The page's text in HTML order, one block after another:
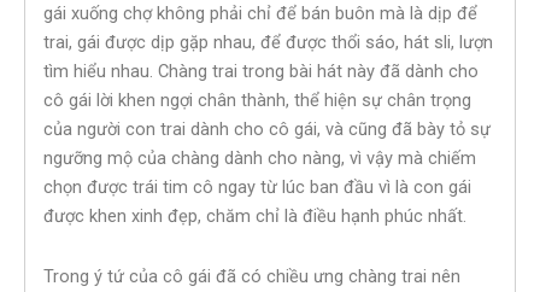
gái xuống chợ không phải chỉ để bán buôn mà là dịp để
trai, gái được dịp gặp nhau, để được thổi sáo, hát sli, lượn
tìm hiểu nhau. Chàng trai trong bài hát này đã dành cho
cô gái lời khen ngợi chân thành, thể hiện sự chân trọng
của người con trai dành cho cô gái, và cũng đã bày tỏ sự
ngưỡng mộ của chàng dành cho nàng, vì vậy mà chiếm
chọn được trái tim cô ngay từ lúc ban đầu vì là con gái
được khen xinh đẹp, chăm chỉ là điều hạnh phúc nhất.
Trong ý tứ của cô gái đã có chiều ưng chàng trai nên